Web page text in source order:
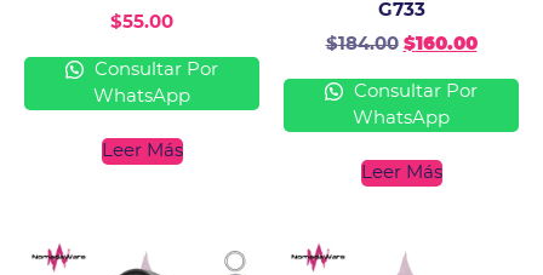
$55.00
Consultar Por
WhatsApp
Leer Más
G733
$184.00 $160.00
Consultar Por
WhatsApp
Leer Más